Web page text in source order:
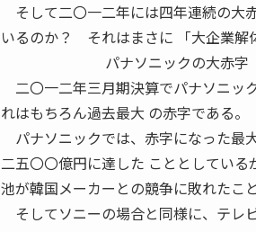
そして二〇一二年には四年連続の大
いるのか？ それはまさに 「大企業解
パナソニックの大赤字 このソ
二〇一二年三月期決算でパナソニッ
れはもちろん過去最大 の赤字である。
パナソニックでは、赤字になった最
二五〇〇億円に達した こととしてい
池が韓国メーカーとの競争に敗れたこ
そしてソニーの場合と同様に、テレ